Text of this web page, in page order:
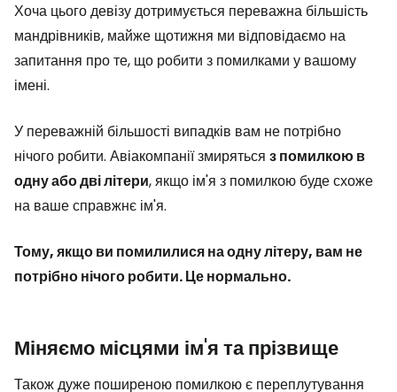
Хоча цього девізу дотримується переважна більшість
мандрівників, майже щотижня ми відповідаємо на
запитання про те, що робити з помилками у вашому
імені.
У переважній більшості випадків вам не потрібно
нічого робити. Авіакомпанії змиряться з помилкою в
одну або дві літери, якщо ім'я з помилкою буде схоже
на ваше справжнє ім'я.
Тому, якщо ви помилилися на одну літеру, вам не
потрібно нічого робити. Це нормально.
Міняємо місцями ім'я та прізвище
Також дуже поширеною помилкою є переплутування